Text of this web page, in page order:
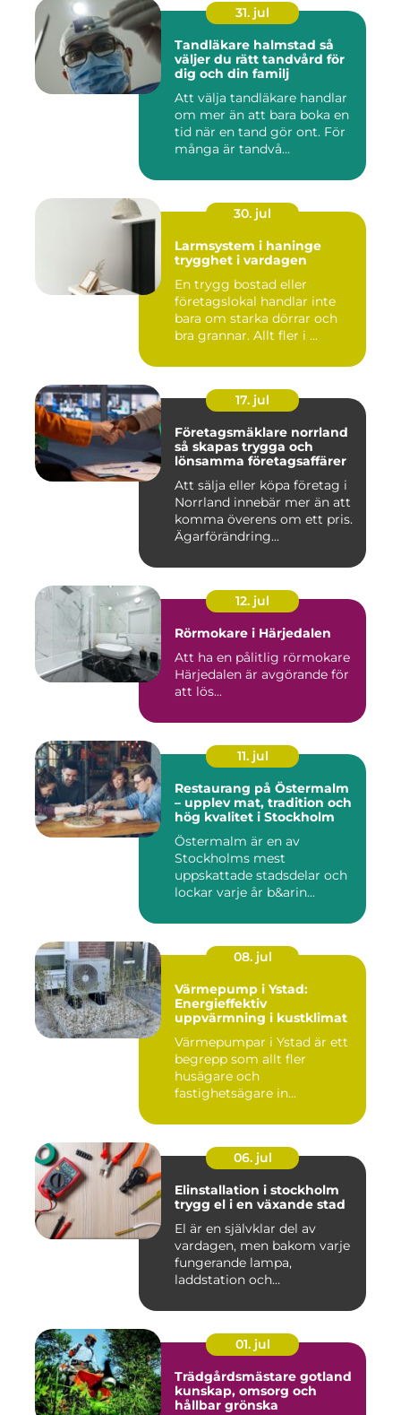
31. jul
Tandläkare halmstad så
väljer du rätt tandvård för
dig och din familj
Att välja tandläkare handlar
om mer än att bara boka en
tid när en tand gör ont. För
många är tandvå...
30. jul
Larmsystem i haninge
trygghet i vardagen
En trygg bostad eller
företagslokal handlar inte
bara om starka dörrar och
bra grannar. Allt fler i ...
17. jul
Företagsmäklare norrland
så skapas trygga och
lönsamma företagsaffärer
Att sälja eller köpa företag i
Norrland innebär mer än att
komma överens om ett pris.
Ägarförändring...
12. jul
Rörmokare i Härjedalen
Att ha en pålitlig rörmokare
Härjedalen är avgörande för
att lös...
11. jul
Restaurang på Östermalm
– upplev mat, tradition och
hög kvalitet i Stockholm
Östermalm är en av
Stockholms mest
uppskattade stadsdelar och
lockar varje år b&arin...
08. jul
Värmepump i Ystad:
Energieffektiv
uppvärmning i kustklimat
Värmepumpar i Ystad är ett
begrepp som allt fler
husägare och
fastighetsägare in...
06. jul
Elinstallation i stockholm
trygg el i en växande stad
El är en självklar del av
vardagen, men bakom varje
fungerande lampa,
laddstation och
01. jul
Trädgårdsmästare gotland
kunskap, omsorg och
hållbar grönska